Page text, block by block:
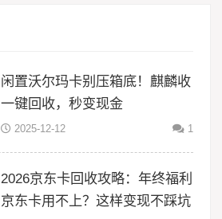
闲置沃尔玛卡别压箱底！麒麟收
一键回收，秒变现金
2025-12-12 1
2026京东卡回收攻略：年终福利
京东卡用不上？这样变现不踩坑